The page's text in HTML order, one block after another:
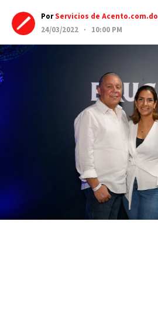
PorServicios de Acento.com.do
24/03/2022 · 10:00 PM